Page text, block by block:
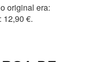
original era:
12,90 €.